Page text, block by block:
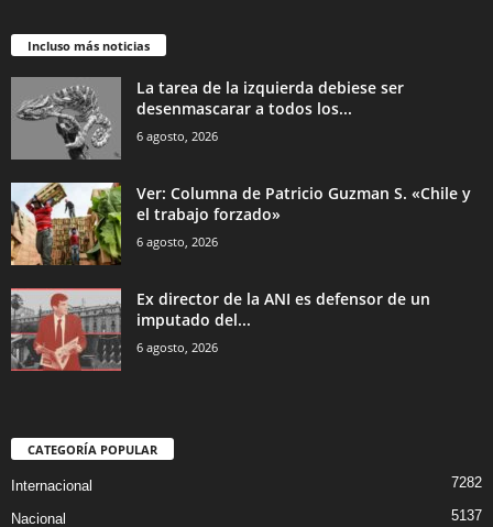
Incluso más noticias
La tarea de la izquierda debiese ser
desenmascarar a todos los...
6 agosto, 2026
Ver: Columna de Patricio Guzman S. «Chile y
el trabajo forzado»
6 agosto, 2026
Ex director de la ANI es defensor de un
imputado del...
6 agosto, 2026
CATEGORÍA POPULAR
Internacional 7282
Nacional 5137